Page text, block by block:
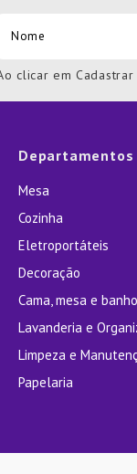
clicar em
Departamentos
Mesa
Cozinha
Eletroportáteis
Decoração
Cama, mesa e banho
Lavanderia e
Limpeza e
Papelaria